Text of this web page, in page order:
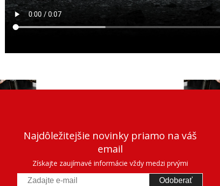
Najdôležitejšie novinky priamo na váš
email
Získajte zaujímavé informácie vždy medzi prvými
Odoberať